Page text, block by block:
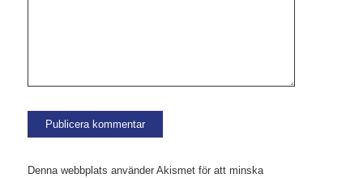
Denna webbplats använder Akismet för att minska